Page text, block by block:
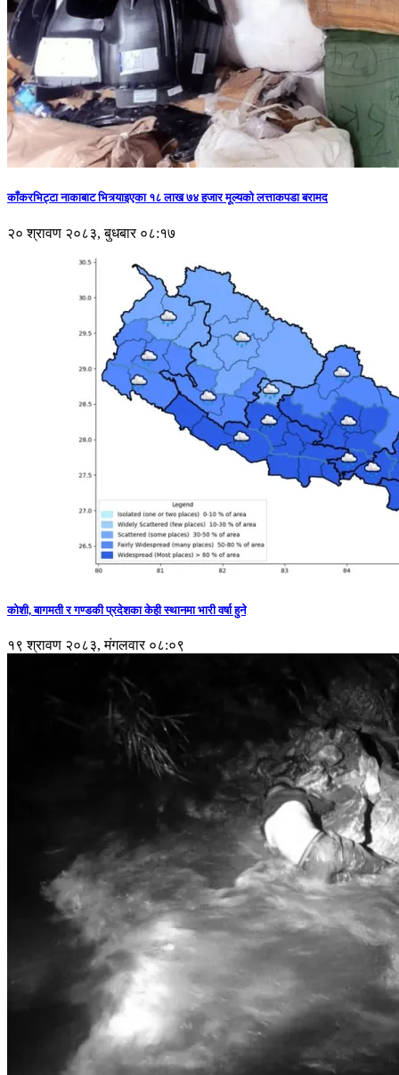
काँकरभिट्टा नाकाबाट भित्र्याइएका १८ लाख ७४ हजार मूल्यकाे लत्ताकपडा बरामद
२० श्रावण २०८३, बुधबार ०८:१७
कोशी, बागमती र गण्डकी प्रदेशका केही स्थानमा भारी वर्षा हुने
१९ श्रावण २०८३, मंगलवार ०८:०९